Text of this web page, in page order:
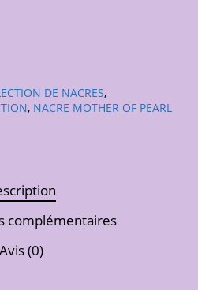
DE NACRES,
, NACRE MOTHER OF PEARL
complémentaires
Avis (0)